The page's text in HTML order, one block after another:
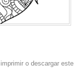
o descargar este